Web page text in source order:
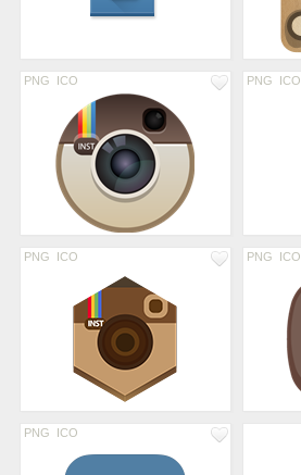
PNG ICO PNG ICO
PNG ICO PNG ICO
PNG ICO